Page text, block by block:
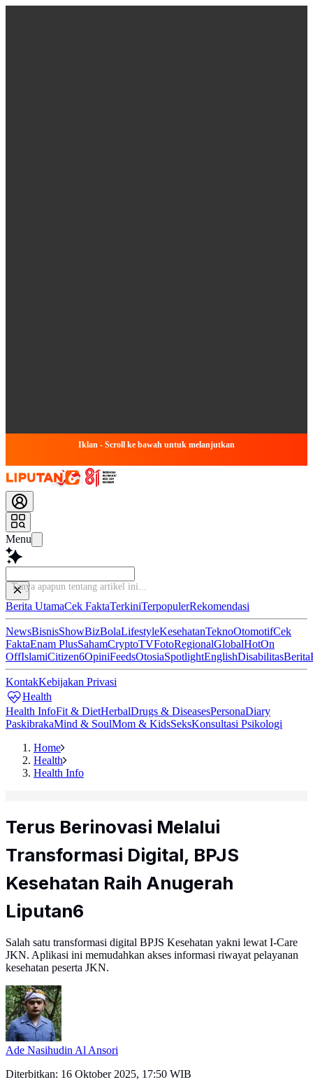
Iklan - Scroll ke bawah untuk melanjutkan
Menu
Tanya apapun tentang artikel in
Berita UtamaCek FaktaTerkiniTerpopulerRekomendasi
NewsBisnisShowBizBolaLifestyleKesehatanTeknoOtomotifCek
FaktaEnam PlusSahamCryptoTVFotoRegionalGlobalHotOn
OffIslamiCitizen6OpiniFeedsOtosiaSpotlightEnglishDisabilitasBerita
KontakKebijakan Privasi
Health
Health InfoFit & DietHerbalDrugs & DiseasesPersonaDiary
PaskibrakaMind & SoulMom & KidsSeksKonsultasi Psikologi
Home
Health
Health Info
Terus Berinovasi Melalui
Transformasi Digital, BPJS
Kesehatan Raih Anugerah
Liputan6
Salah satu transformasi digital BPJS Kesehatan yakni lewat I-Care
JKN. Aplikasi ini memudahkan akses informasi riwayat pelayanan
kesehatan peserta JKN.
Ade Nasihudin Al Ansori
Diterbitkan: 16 Oktober 2025, 17:50 WIB